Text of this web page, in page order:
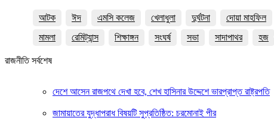
আটক ঈদ এমসি কলেজ খেলাধুলা দুর্ঘটনা দোয়া মাহফিল
মামলা
রেমিট্যান্স শিক্ষাঙ্গন সংঘর্ষ সভা সাদাপাথর হজ
রাজনীতি সর্বশেষ
দেশে আসেন রাজপথে দেখা হবে, শেখ হাসিনার উদ্দেশে ভারপ্রাপ্ত রাষ্ট্রপতি
জামায়াতের যুদ্ধাপরাধ বিষয়টি সুপ্রতিষ্ঠিত: চরমোনাই পীর